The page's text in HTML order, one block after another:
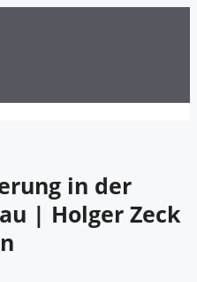
in der
| Holger Zeck